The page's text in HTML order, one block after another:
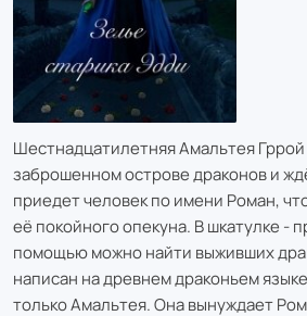
Шестнадцатилетняя Амальтея
заброшенном острове драконов и
приедет человек по имени Роман,
её покойного опекуна. В шкатулке -
помощью можно найти выживших
написан на древнем драконьем
только Амальтея. Она вынуждает